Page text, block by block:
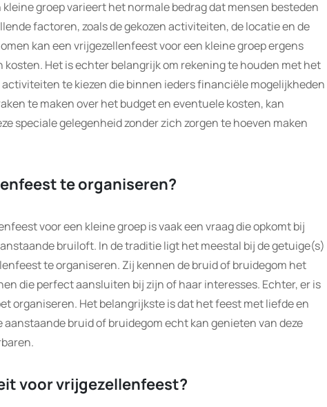
groep varieert het normale bedrag dat mensen besteden
factoren, zoals de gekozen activiteiten, de locatie en de
kan een vrijgezellenfeest voor een kleine groep ergens
kosten. Het is echter belangrijk om rekening te houden met het
te kiezen die binnen ieders financiële mogelijkheden
te maken over het budget en eventuele kosten, kan
speciale gelegenheid zonder zich zorgen te hoeven maken
te organiseren?
voor een kleine groep is vaak een vraag die opkomt bij
bruiloft. In de traditie ligt het meestal bij de getuige(s)
te organiseren. Zij kennen de bruid of bruidegom het
die perfect aansluiten bij zijn of haar interesses. Echter, er is
organiseren. Het belangrijkste is dat het feest met liefde en
aanstaande bruid of bruidegom echt kan genieten van deze
voor vrijgezellenfeest?